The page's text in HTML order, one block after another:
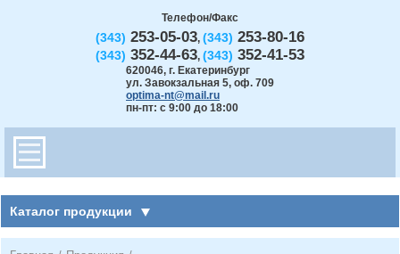
Телефон/Факс
(343) 253-05-03, (343) 253-80-16
(343) 352-44-63, (343) 352-41-53
620046, г. Екатеринбург
ул. Завокзальная 5, оф. 709
optima-nt@mail.ru
пн-пт: с 9:00 до 18:00
Каталог продукции